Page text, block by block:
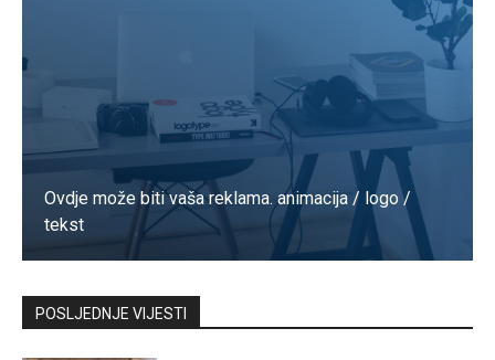
Ovdje može biti vaša reklama. animacija / logo /
tekst
Kontaktirajte nas
POSLJEDNJE VIJESTI